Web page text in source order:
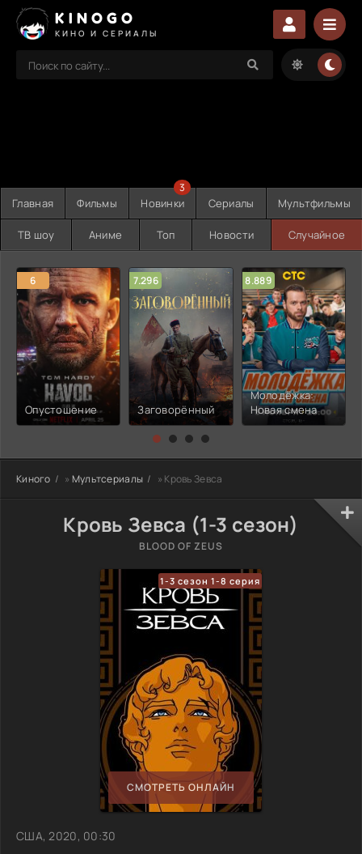
KINOGO
КИНО И СЕРИАЛЫ
Главная Фильмы Новинки
3
Сериалы Мультфильмы
ТВ шоу Аниме Топ Новости Случайное
6
Опустошение
7.296
Заговорённый
8.889
Молодёжка:
Новая смена
Киного » Мультсериалы » Кровь Зевса
Кровь Зевса (1-3 сезон)
BLOOD OF ZEUS
1-3 сезон 1-8 серия
СМОТРЕТЬ ОНЛАЙН
США, 2020, 00:30